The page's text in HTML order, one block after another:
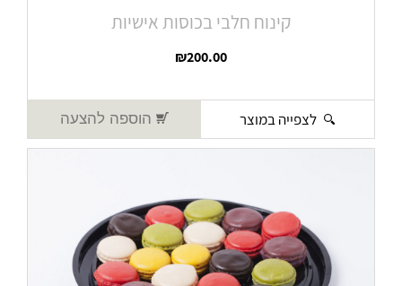
קינוח חלבי בכוסות אישיות
₪200.00
לצפייה במוצר הוספה להצעה